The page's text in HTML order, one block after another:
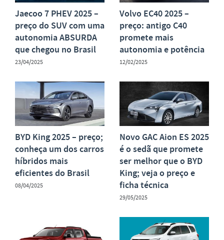
Jaecoo 7 PHEV 2025 –
preço do SUV com uma
autonomia ABSURDA
que chegou no Brasil
23/04/2025
Volvo EC40 2025 –
preço: antigo C40
promete mais
autonomia e potência
12/02/2025
BYD King 2025 – preço;
conheça um dos carros
híbridos mais
eficientes do Brasil
08/04/2025
Novo GAC Aion ES 2025
é o sedã que promete
ser melhor que o BYD
King; veja o preço e
ficha técnica
29/05/2025